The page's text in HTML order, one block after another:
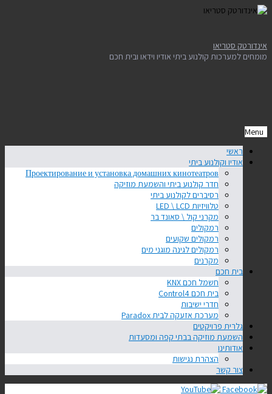
אינדורטק סטריאו
מומחים למערכות קולנוע ביתי אודיו וידאו ובית חכם
ראשי
אודיו וקולנוע ביתי
Проектирование и установка домашних кинотеатров
חדר קולנוע ביתי והשמעת מוזיקה
רסיברים לקולנוע ביתי
טלוויזיות LED \ LCD
מקרני קול \ סאונד בר
רמקולים
רמקולים שקועים
רמקולים לגינה מוגני מים
מקרנים
בית חכם
חשמל חכם KNX
בית חכם Control4
חדרי ישיבות
מערכת אזעקה לבית Paradox
גלרית פרויקטים
השמעת מוזיקה בבתי קפה ומסעדות
אודותינו
הצהרת נגישות
צור קשר